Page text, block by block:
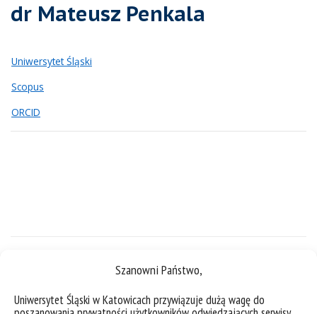
Szanowni Państwo,
Uniwersytet Śląski w Katowicach przywiązuje dużą wagę do
dr Mateusz Penkala
Uniwersytet Śląski
Scopus
ORCID